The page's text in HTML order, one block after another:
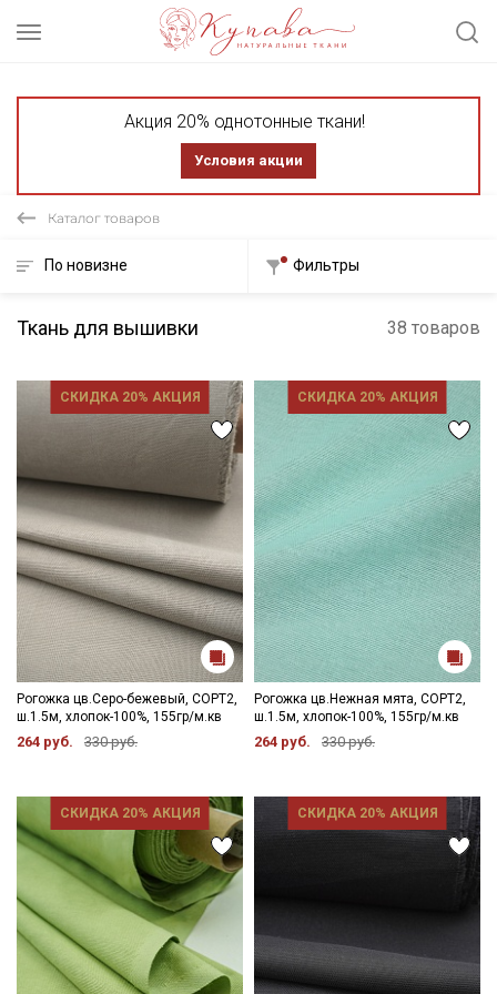
Акция 20% однотонные ткани!
Условия акции
Каталог товаров
По новизне Фильтры
Ткань для вышивки 38 товаров
СКИДКА 20% АКЦИЯ
Рогожка цв.Серо-бежевый, СОРТ2,
ш.1.5м, хлопок-100%, 155гр/м.кв
264 руб. 330 руб.
СКИДКА 20% АКЦИЯ
Рогожка цв.Нежная мята, СОРТ2,
ш.1.5м, хлопок-100%, 155гр/м.кв
264 руб. 330 руб.
СКИДКА 20% АКЦИЯ СКИДКА 20% АКЦИЯ